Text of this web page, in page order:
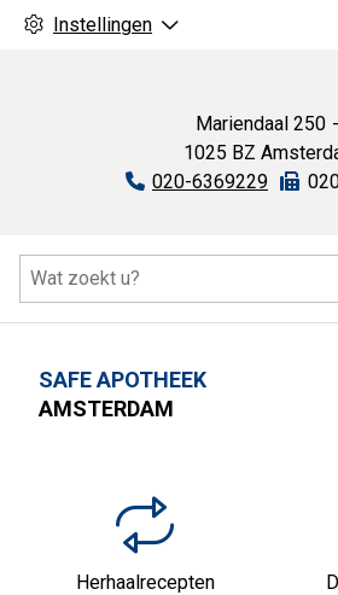
Instellingen
Mariendaal 250
1025 BZ
Tel:
020-6369229
SAFE APOTHEEK
AMSTERDAM
Herhaalrecepten